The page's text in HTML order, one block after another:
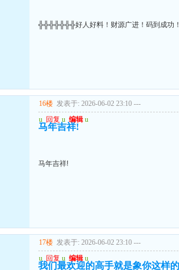
╬╬╬╬╬╬╬好人好料！财源广进！码到成功
16楼 发表于: 2026-06-02 23:10 ---
u 回复 u 编辑 u
马年吉祥!
马年吉祥!
17楼 发表于: 2026-06-02 23:10 ---
u 回复 u 编辑 u
我们最欢迎的高手就是象你这样